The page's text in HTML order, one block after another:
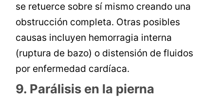
se retuerce sobre sí mismo creando una
obstrucción completa. Otras posibles
causas incluyen hemorragia interna
(ruptura de bazo) o distensión de fluidos
por enfermedad cardíaca.
9. Parálisis en la pierna